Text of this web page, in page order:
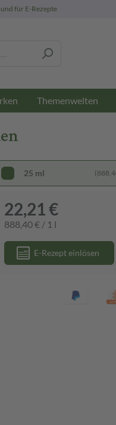
für E-Rezepte
Themenwelten
25 ml
22,21 €
888,40 € / 1 l
E-Rezept einlösen